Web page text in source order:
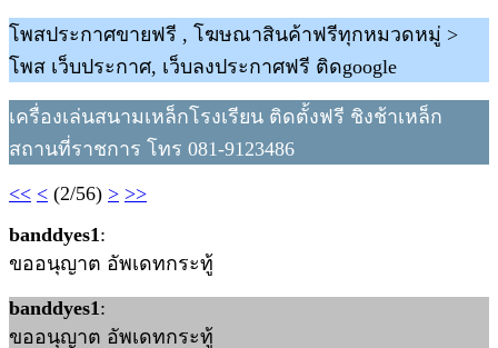
โพสประกาศขายฟรี , โฆษณาสินค้าฟรีทุกหมวดหมู่ >
โพส เว็บประกาศ, เว็บลงประกาศฟรี ติดgoogle
เครื่องเล่นสนามเหล็กโรงเรียน ติดตั้งฟรี ชิงช้าเหล็ก
สถานที่ราชการ โทร 081-9123486
<< < (2/56) > >>
banddyes1:
ขออนุญาต อัพเดทกระทู้
banddyes1:
ขออนุญาต อัพเดทกระทู้